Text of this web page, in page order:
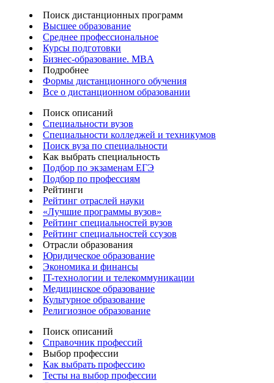
Поиск дистанционных программ
Высшее образование
Среднее профессиональное
Курсы подготовки
Бизнес-образование. MBA
Подробнее
Формы дистанционного обучения
Все о дистанционном образовании
Поиск описаний
Специальности вузов
Специальности колледжей и техникумов
Поиск вуза по специальности
Как выбрать специальность
Подбор по экзаменам ЕГЭ
Подбор по профессиям
Рейтинги
Рейтинг отраслей науки
«Лучшие программы вузов»
Рейтинг специальностей вузов
Рейтинг специальностей ссузов
Отрасли образования
Юридическое образование
Экономика и финансы
IT-технологии и телекоммуникации
Медицинское образование
Культурное образование
Религиозное образование
Поиск описаний
Справочник профессий
Выбор профессии
Как выбрать профессию
Тесты на выбор профессии